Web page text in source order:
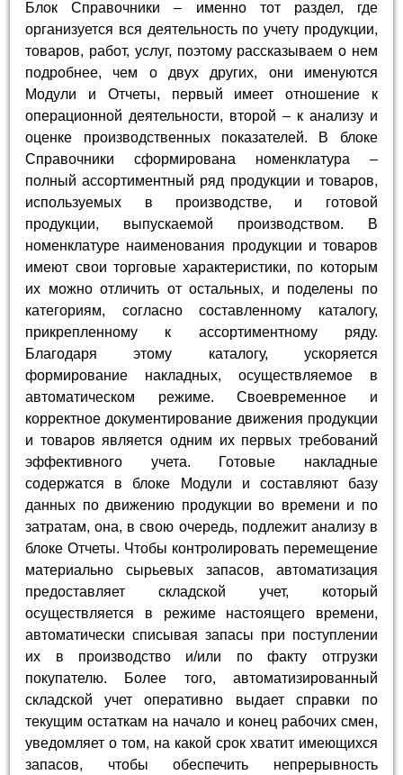
Блок Справочники – именно тот раздел, где
организуется вся деятельность по учету продукции,
товаров, работ, услуг, поэтому рассказываем о нем
подробнее, чем о двух других, они именуются
Модули и Отчеты, первый имеет отношение к
операционной деятельности, второй – к анализу и
оценке производственных показателей. В блоке
Справочники сформирована номенклатура –
полный ассортиментный ряд продукции и товаров,
используемых в производстве, и готовой
продукции, выпускаемой производством. В
номенклатуре наименования продукции и товаров
имеют свои торговые характеристики, по которым
их можно отличить от остальных, и поделены по
категориям, согласно составленному каталогу,
прикрепленному к ассортиментному ряду.
Благодаря этому каталогу, ускоряется
формирование накладных, осуществляемое в
автоматическом режиме. Своевременное и
корректное документирование движения продукции
и товаров является одним их первых требований
эффективного учета. Готовые накладные
содержатся в блоке Модули и составляют базу
данных по движению продукции во времени и по
затратам, она, в свою очередь, подлежит анализу в
блоке Отчеты. Чтобы контролировать перемещение
материально сырьевых запасов, автоматизация
предоставляет складской учет, который
осуществляется в режиме настоящего времени,
автоматически списывая запасы при поступлении
их в производство и/или по факту отгрузки
покупателю. Более того, автоматизированный
складской учет оперативно выдает справки по
текущим остаткам на начало и конец рабочих смен,
уведомляет о том, на какой срок хватит имеющихся
запасов, чтобы обеспечить непрерывность